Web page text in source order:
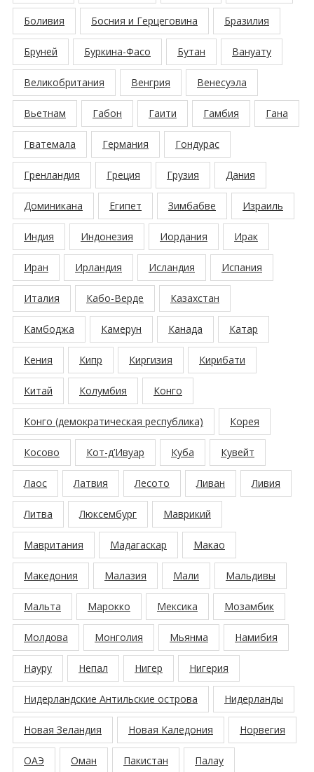
Боливия Босния и Герцеговина Бразилия
Бруней Буркина-Фасо Бутан Вануату
Великобритания Венгрия Венесуэла
Вьетнам Габон Гаити Гамбия Гана
Гватемала Германия Гондурас
Гренландия Греция Грузия Дания
Доминикана Египет Зимбабве Израиль
Индия Индонезия Иордания Ирак
Иран Ирландия Исландия Испания
Италия Кабо-Верде Казахстан
Камбоджа Камерун Канада Катар
Кения Кипр Киргизия Кирибати
Китай Колумбия Конго
Конго (демократическая республика) Корея
Косово Кот-д’Ивуар Куба Кувейт
Лаос Латвия Лесото Ливан Ливия
Литва Люксембург Маврикий
Мавритания Мадагаскар Макао
Македония Малазия Мали Мальдивы
Мальта Марокко Мексика Мозамбик
Молдова Монголия Мьянма Намибия
Науру Непал Нигер Нигерия
Нидерландские Антильские острова Нидерланды
Новая Зеландия Новая Каледония Норвегия
ОАЭ Оман Пакистан Палау